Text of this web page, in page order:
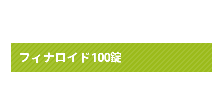
フィナロイド100錠